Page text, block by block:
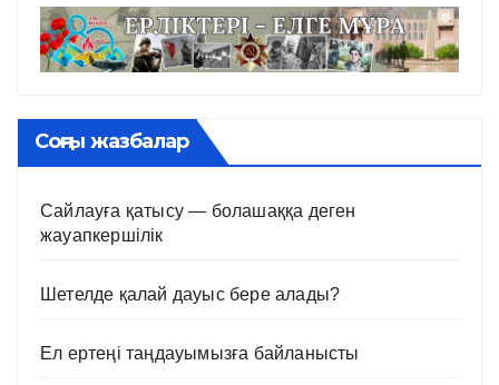
Соңғы жазбалар
Сайлауға қатысу — болашаққа деген
жауапкершілік
Шетелде қалай дауыс бере алады?
Ел ертеңі таңдауымызға байланысты